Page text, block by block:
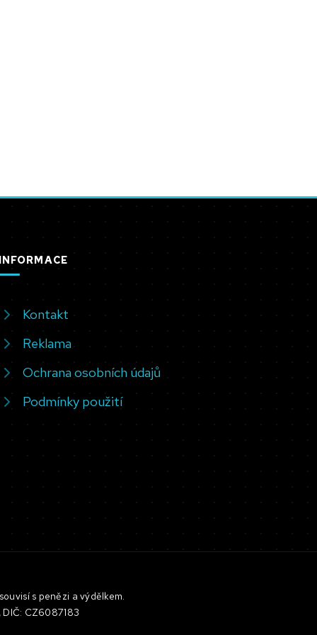
INFORMACE
Kontakt
Reklama
Ochrana osobních údajů
Podmínky použití
s penězi a výdělkem.
DIČ: CZ6087183